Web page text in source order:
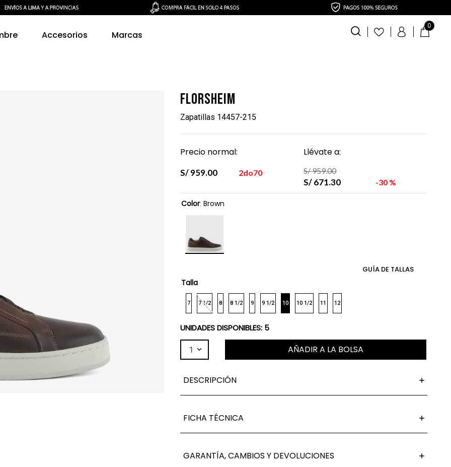
Accesorios Marcas
0
Florsheim
Zapatillas 14457-215
Precio normal:
S/ 959.00 2do70
Llévate a:
S/959.00
S/671.30 30 %
Color: Brown
Talla
7 7 1/2 8 8 1/2 9 9 1/2 10 10 1/2 11 12
GUÍA DE TALLAS
UNIDADES DISPONIBLES: 5
1 AÑADIR A LA BOLSA
DESCRIPCIÓN
FICHA TÉCNICA
GARANTÍA, CAMBIOS Y DEVOLUCIONES